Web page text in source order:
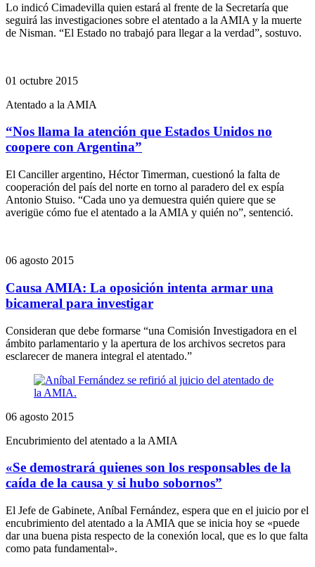
Lo indicó Cimadevilla quien estará al frente de la Secretaría que
seguirá las investigaciones sobre el atentado a la AMIA y la muerte
de Nisman. “El Estado no trabajó para llegar a la verdad”, sostuvo.
01 octubre 2015
Atentado a la AMIA
“Nos llama la atención que Estados Unidos no
coopere con Argentina”
El Canciller argentino, Héctor Timerman, cuestionó la falta de
cooperación del país del norte en torno al paradero del ex espía
Antonio Stuiso. “Cada uno ya demuestra quién quiere que se
averigüe cómo fue el atentado a la AMIA y quién no”, sentenció.
06 agosto 2015
Causa AMIA: La oposición intenta armar una
bicameral para investigar
Consideran que debe formarse “una Comisión Investigadora en el
ámbito parlamentario y la apertura de los archivos secretos para
esclarecer de manera integral el atentado.”
06 agosto 2015
Encubrimiento del atentado a la AMIA
«Se demostrará quienes son los responsables de la
caída de la causa y si hubo sobornos”
El Jefe de Gabinete, Aníbal Fernández, espera que en el juicio por el
encubrimiento del atentado a la AMIA que se inicia hoy se «puede
dar una buena pista respecto de la conexión local, que es lo que falta
como pata fundamental».